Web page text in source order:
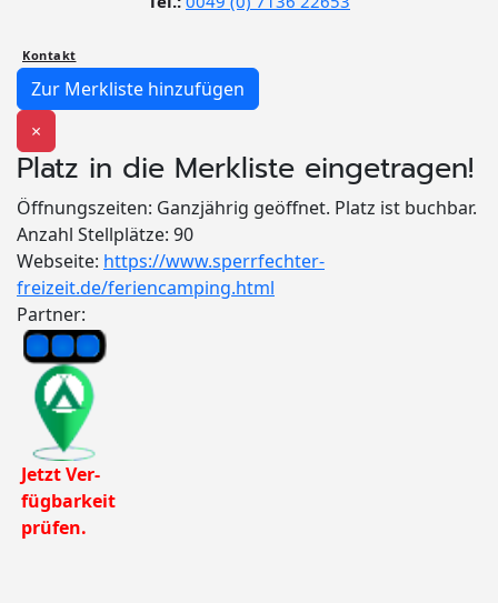
Kontakt
Zur Merkliste hinzufügen
×
Platz in die Merkliste eingetragen!
Öffnungszeiten: Ganzjährig geöffnet. Platz ist buchbar.
Anzahl Stellplätze: 90
Webseite: https://www.sperrfechter-
freizeit.de/feriencamping.html
Partner:
Jetzt Ver-
fügbarkeit
prüfen.